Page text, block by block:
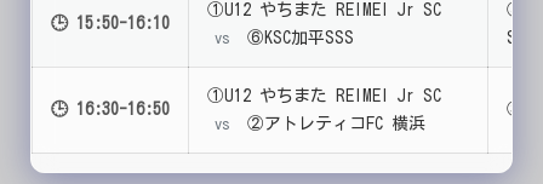
🕒 15:50-16:10
①U12 やちまた REIMEI Jr SC
vs ⑥KSC加平SSS
SC
🕒 16:30-16:50
①U12 やちまた REIMEI Jr SC
vs ②アトレティコFC 横浜
③行